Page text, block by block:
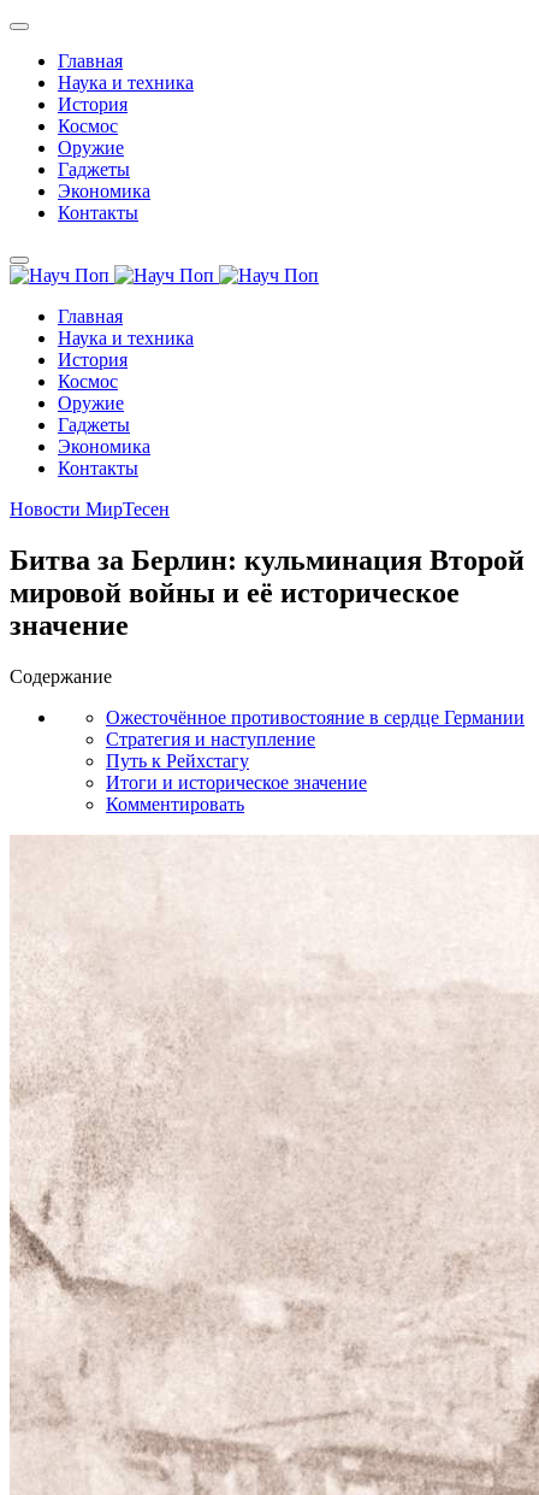
Главная
Наука и техника
История
Космос
Оружие
Гаджеты
Экономика
Контакты
Главная
Наука и техника
История
Космос
Оружие
Гаджеты
Экономика
Контакты
Новости МирТесен
Битва за Берлин: кульминация Второй
мировой войны и её историческое
значение
Содержание
Ожесточённое противостояние в сердце Германии
Стратегия и наступление
Путь к Рейхстагу
Итоги и историческое значение
Комментировать